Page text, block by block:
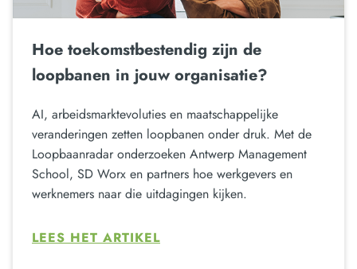
Hoe toekomstbestendig zijn de
loopbanen in jouw organisatie?
AI, arbeidsmarktevoluties en maatschappelijke
veranderingen zetten loopbanen onder druk. Met de
Loopbaanradar onderzoeken Antwerp Management
School, SD Worx en partners hoe werkgevers en
werknemers naar die uitdagingen kijken.
LEES HET ARTIKEL